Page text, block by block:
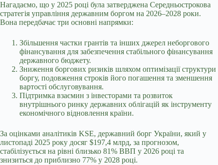
Нагадаємо, що у 2025 році була затверджена Середньострокова
стратегія управління державним боргом на 2026–2028 роки.
Вона передбачає три основні напрямки:
Збільшення частки грантів та інших джерел неборгового
фінансування для забезпечення стабільного фінансування
державного бюджету.
Зниження боргових ризиків шляхом оптимізації структури
боргу, подовження строків його погашення та зменшення
вартості обслуговування.
Підтримка взаємин з інвесторами та розвиток
внутрішнього ринку державних облігацій як інструменту
економічного відновлення країни.
За оцінками аналітиків KSE, державний борг України, який у
листопаді 2025 року досяг $197,4 млрд, за прогнозом,
стабілізується на рівні близько 81% ВВП у 2026 році та
знизиться до приблизно 77% у 2028 році.